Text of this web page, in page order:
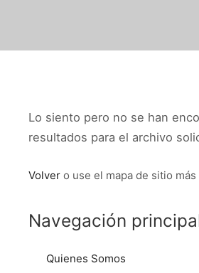
Lo siento pero no se han
resultados para el archivo
Volver o use el mapa de sitio más
Navegación
Quienes Somos